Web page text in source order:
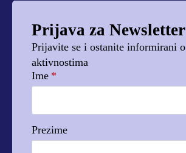
Prijava za Newsletter
Prijavite se i ostanite informirani o
aktivnostima
Ime *
Prezime